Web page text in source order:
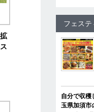
フェステ
自分で収
玉県加須市